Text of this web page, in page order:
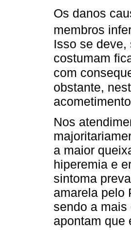
Os danos
membros
Isso se deve,
costumam
com
obstante,
Nos
a maior
hiperemia e
sintoma
amarela pelo
sendo a
apontam que